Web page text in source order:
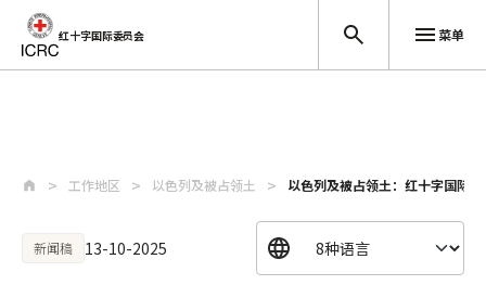
红十字国际委员会 菜单
工作地区 以色列及被占领土 以色列及被占领土：红十字国际
新闻稿 13-10-2025